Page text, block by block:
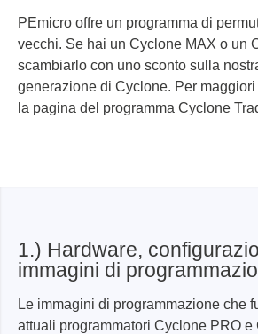
PEmicro offre un programma di
vecchi. Se hai un Cyclone MAX o un
scambiarlo con uno sconto sulla
generazione di Cyclone. Per
la pagina del programma Cyclone
1.) Hardware,
immagini di
Le immagini di programmazione che
attuali programmatori Cyclone PRO